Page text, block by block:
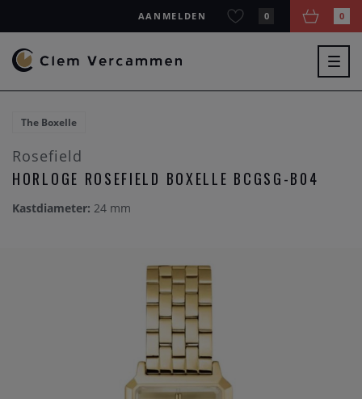
AANMELDEN 0 0
The Boxelle
Rosefield
HORLOGE ROSEFIELD BOXELLE BCGSG-B04
Kastdiameter: 24 mm